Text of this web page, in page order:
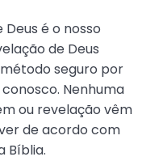
é o nosso
de Deus
seguro por
Nenhuma
ou revelação vêm
de acordo com
Bíblia.